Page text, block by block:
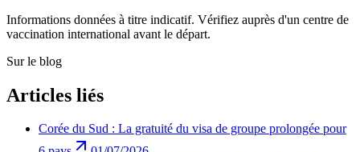
Informations données à titre indicatif. Vérifiez auprès d'un centre de
vaccination international avant le départ.
Sur le blog
Articles liés
Corée du Sud : La gratuité du visa de groupe prolongée pour